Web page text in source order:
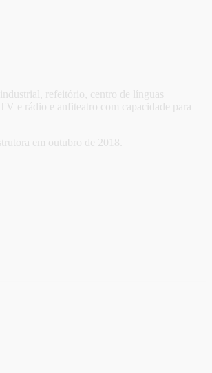
refeitório, centro de línguas
e rádio e anfiteatro com capacidade para
em outubro de 2018.